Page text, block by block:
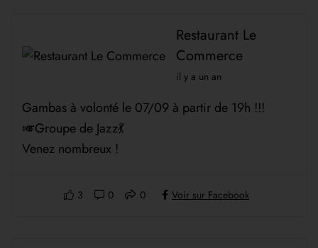
Restaurant Le
Commerce
il y a un an
Gambas à volonté le 07/09 à partir de 19h !!!
🎺Groupe de Jazz💃
Venez nombreux !
3 0 0 Voir sur Facebook